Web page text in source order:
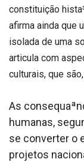
constituição
afirma ainda que
isolada de uma
articula com
culturais, que
As
humanas,
se converter o
projetos